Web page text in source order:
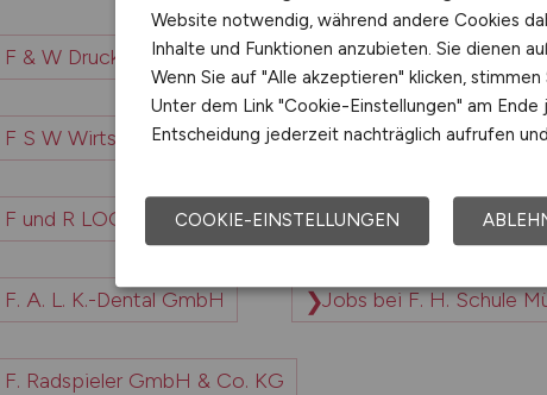
& W Druck- und Mediencenter GmbH
S W Wirtschaftsberatungs- und Steuerberatungsges.
und R LOGISTIK Südost-Europa Spedition GmbH
A. L. K.-Dental GmbH Jobs bei F. H. Schule
Radspieler GmbH & Co. KG
Website notwendig, während andere Cookies
Inhalte und Funktionen anzubieten. Sie dienen
Wenn Sie auf "Alle akzeptieren" klicken,
Unter dem Link "Cookie-Einstellungen" am
Entscheidung jederzeit nachträglich aufrufen
COOKIE-EINSTELLUNGEN